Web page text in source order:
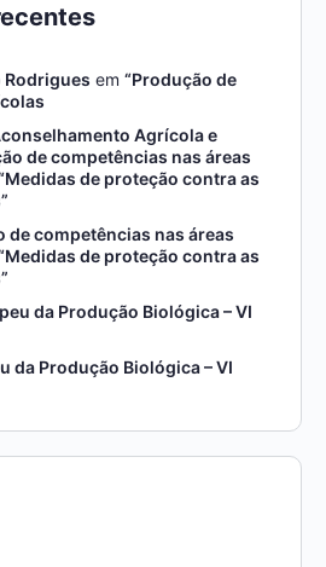
Rodrigues em “Produção de
Agrícola e
de competências nas áreas
de proteção contra as
de competências nas áreas
de proteção contra as
da Produção Biológica – VI
da Produção Biológica – VI